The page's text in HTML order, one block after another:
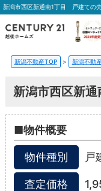
新潟不動産TOP > 新潟不動
新潟市西区新
■物件概要
物件種別 戸
査定価格